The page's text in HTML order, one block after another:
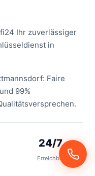
Ihr zuverlässiger
in
Faire
99%
24/7
Erreichbar